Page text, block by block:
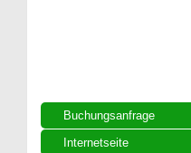
Buchungsanfrage
Internetseite